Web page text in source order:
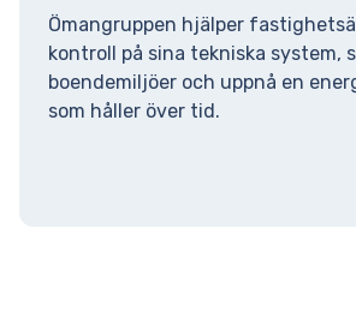
Ömangruppen hjälper
kontroll på sina tekniska system,
boendemiljöer och uppnå en
som håller över tid.